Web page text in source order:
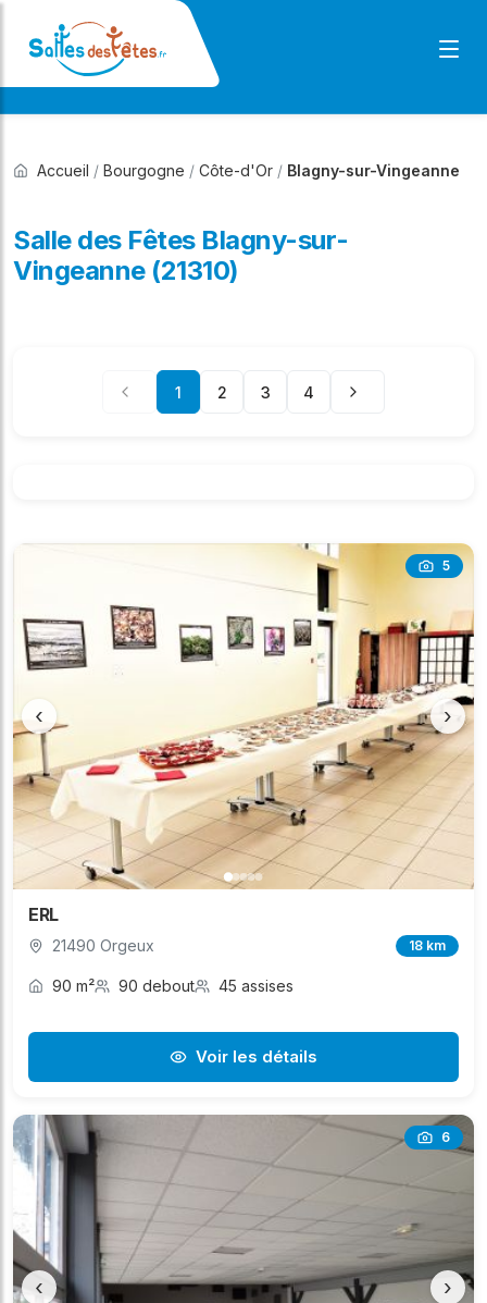
Accueil / Bourgogne / Côte-d'Or / Blagny-sur-Vingeanne
Salle des Fêtes Blagny-sur-
Vingeanne (21310)
1 2 3 4
5
‹ ›
ERL
21490 Orgeux 18 km
90 m² 90 debout 45 assises
Voir les détails
6
‹ ›